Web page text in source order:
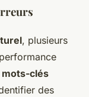
, plusieurs
mots-clés
des